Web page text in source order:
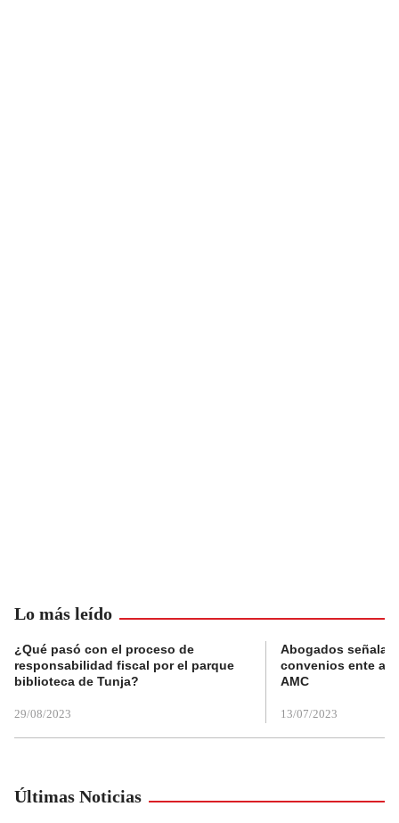
Lo más leído
¿Qué pasó con el proceso de
responsabilidad fiscal por el parque
biblioteca de Tunja?
29/08/2023
Abogados
convenios ente
AMC
13/07/2023
Últimas Noticias